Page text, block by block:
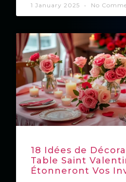
1 January 2025 No
18 Idées de
Table Saint
Étonneront Vos